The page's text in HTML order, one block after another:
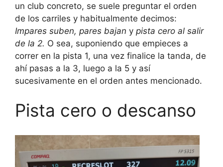
un club concreto, se suele preguntar el orden
de los carriles y habitualmente decimos:
Impares suben, pares bajan y pista cero al salir
de la 2. O sea, suponiendo que empieces a
correr en la pista 1, una vez finalice la tanda, de
ahí pasas a la 3, luego a la 5 y así
sucesivamente en el orden antes mencionado.
Pista cero o descanso